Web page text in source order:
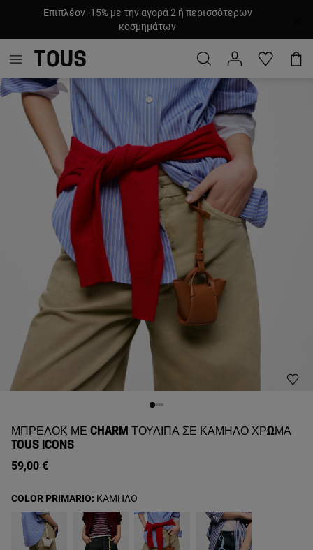
Επιπλέον -15% με την αγορά 2 ή περισσότερων
κοσμημάτων
ΜΠΡΕΛΌΚ ΜΕ CHARM ΤΟΥΛΊΠΑ ΣΕ ΚΑΜΗΛΌ ΧΡΏΜΑ
TOUS ICONS
59,00 €
COLOR PRIMARIO: ΚΑΜΗΛΌ